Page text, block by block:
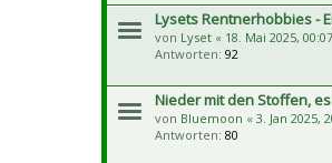
Lysets Rentnerhobbies -
von Lyset « 18. Mai 2025, 00:07
Antworten: 92
Nieder mit den Stoffen,
von Bluemoon « 3. Jan 2025,
Antworten: 80